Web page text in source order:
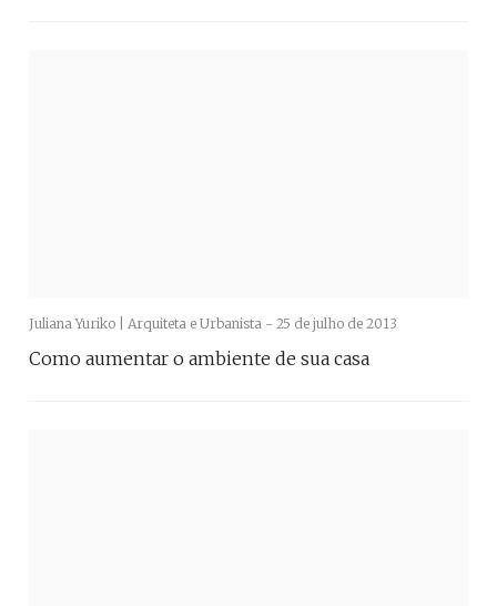
Juliana Yuriko | Arquiteta e Urbanista - 25 de julho de 2013
Como aumentar o ambiente de sua casa